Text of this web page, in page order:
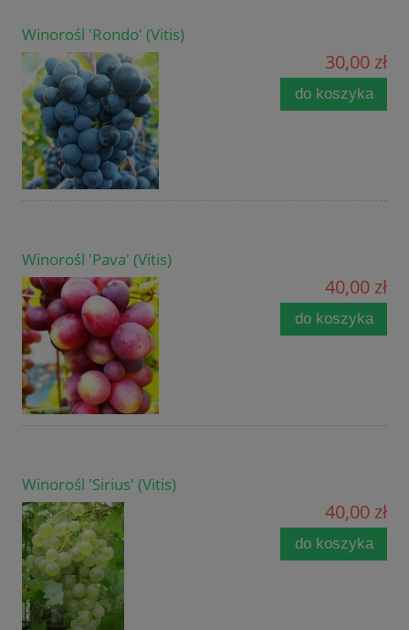
Winorośl 'Rondo' (Vitis)
30,00 zł
do koszyka
Winorośl 'Pava' (Vitis)
40,00 zł
do koszyka
Winorośl 'Sirius' (Vitis)
40,00 zł
do koszyka